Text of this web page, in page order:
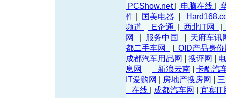
PCShow.net
电脑在线
件
国美电器
频道
E企通 西北IT网
网
服务中国
天府车
都二手车网
OID产品身
成都汽车用品网
搜评网
息网
新浪云南
卡酷汽
IT爱购网
房地产搜房网
在线
成都汽车网 宜宾IT